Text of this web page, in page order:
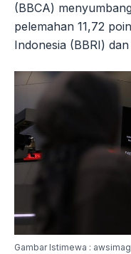
(BBCA)
pelemahan 11,72
Indonesia (BBRI)
Gambar Istimewa :